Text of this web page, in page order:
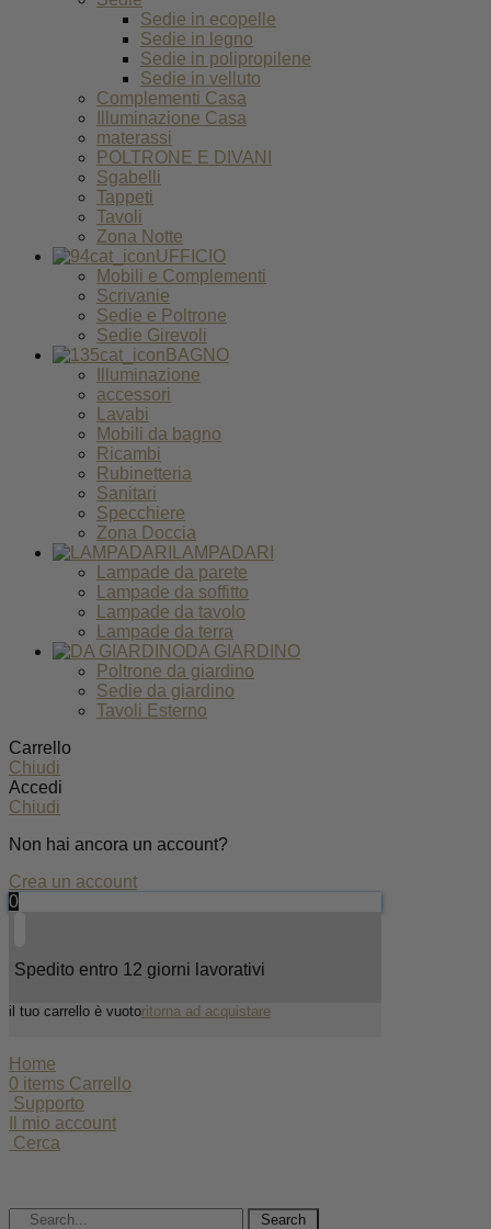
Sedie in ecopelle
Sedie in legno
Sedie in polipropilene
Sedie in velluto
Complementi Casa
Illuminazione Casa
materassi
POLTRONE E DIVANI
Sgabelli
Tappeti
Tavoli
Zona Notte
UFFICIO
Mobili e Complementi
Scrivanie
Sedie e Poltrone
Sedie Girevoli
BAGNO
Illuminazione
accessori
Lavabi
Mobili da bagno
Ricambi
Rubinetteria
Sanitari
Specchiere
Zona Doccia
LAMPADARI
Lampade da parete
Lampade da soffitto
Lampade da tavolo
Lampade da terra
DA GIARDINO
Poltrone da giardino
Sedie da giardino
Tavoli Esterno
Carrello
Chiudi
Accedi
Chiudi
Non hai ancora un account?
Crea un account
0
Spedito entro 12 giorni lavorativi
il tuo carrello è vuotoritorna ad acquistare
Home
0 items Carrello
Supporto
Il mio account
Cerca
Search